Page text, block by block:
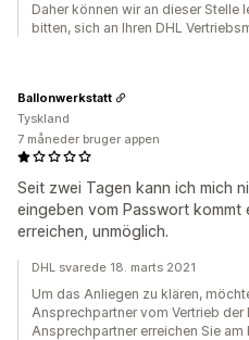
Daher können wir an dieser Stelle
bitten, sich an Ihren DHL
Seit zwei Tagen kann ich mich
eingeben vom Passwort kommt
erreichen, unmöglich.
Ballonwerkstatt
Tyskland
7 måneder bruger appen
DHL svarede 18. marts 2021
Um das Anliegen zu klären,
Ansprechpartner vom Vertrieb der
Ansprechpartner erreichen Sie